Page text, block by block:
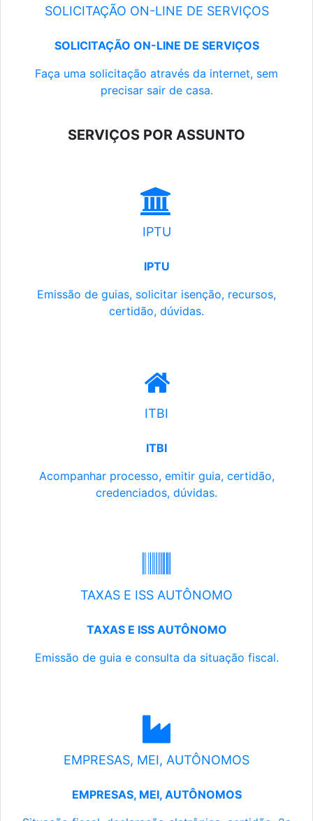
SOLICITAÇÃO ON-LINE DE SERVIÇOS
SOLICITAÇÃO ON-LINE DE SERVIÇOS
Faça uma solicitação através da internet, sem
precisar sair de casa.
SERVIÇOS POR ASSUNTO
IPTU
IPTU
Emissão de guias, solicitar isenção, recursos,
certidão, dúvidas.
ITBI
ITBI
Acompanhar processo, emitir guia, certidão,
credenciados, dúvidas.
TAXAS E ISS AUTÔNOMO
TAXAS E ISS AUTÔNOMO
Emissão de guia e consulta da situação fiscal.
EMPRESAS, MEI, AUTÔNOMOS
EMPRESAS, MEI, AUTÔNOMOS